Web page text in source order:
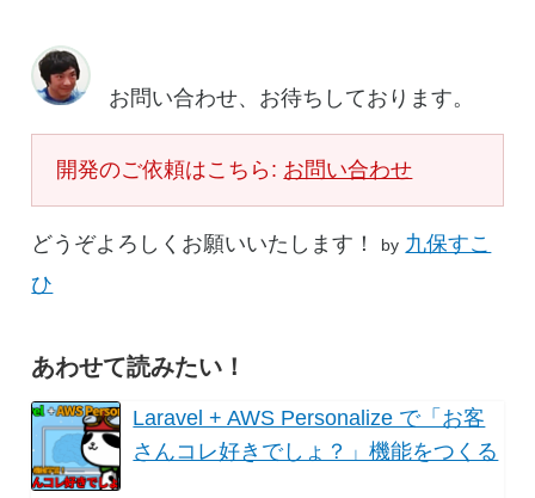
お問い合わせ、お待ちしております。
開発のご依頼はこちら: お問い合わせ
どうぞよろしくお願いいたします！ by 九保すこ
ひ
あわせて読みたい！
Laravel + AWS Personalize で「お客
さんコレ好きでしょ？」機能をつくる